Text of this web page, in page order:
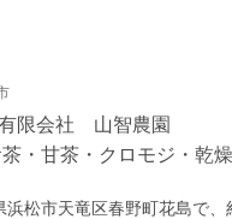
限会社 山智農園
・甘茶・クロモジ・乾
浜松市天竜区春野町花島で